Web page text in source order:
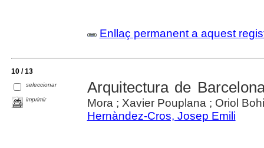
Enllaç permanent a aquest
10 / 13
seleccionar
imprimir
Arquitectura de
Mora ; Xavier Pouplana ; Oriol
Hernàndez-Cros, Josep Emili